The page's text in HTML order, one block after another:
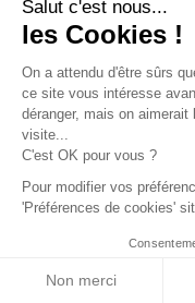
Salut c'est nous...
les Cookies !
On a attendu d'être sûrs
ce site vous intéresse
déranger, mais on
visite...
C'est OK pour vous ?
Pour modifier vos
'Préférences de cookies'
Non merci
- Menet
Archidvisor
Presse